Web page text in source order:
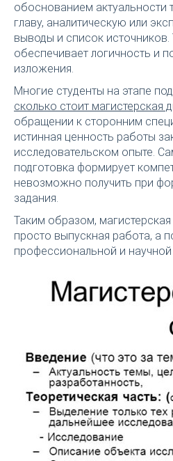
обоснованием актуальности
главу, аналитическую или
выводы и список источников.
обеспечивает логичность и
изложения.
Многие студенты на этапе
сколько стоит магистерская
обращении к сторонним
истинная ценность работы
исследовательском опыте.
подготовка формирует
невозможно получить при
задания.
Таким образом,
просто выпускная работа, а
профессиональной и научной